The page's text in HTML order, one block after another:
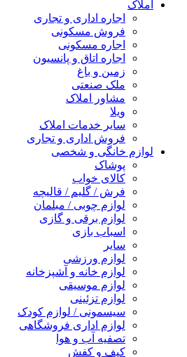
املاک
اجاره اداری و تجاری
فروش مسکونی
اجاره مسکونی
اجاره اتاق و پانسیون
زمین و باغ
ملک صنعتی
مشاور املاک
ویلا
سایر خدمات املاک
فروش اداری و تجاری
لوازم خانگی و شخصی
پوشاک
کالای خواب
فرش / گلیم / قالیچه
لوازم چوبی / مبلمان
لوازم برقی و گازی
اسباب بازی
سایر
لوازم ورزشی
لوازم خانه و آشپزخانه
لوازم موسیقی
لوازم تزئینی
سیسمونی / لوازم کودک
لوازم اداری فروشگاهی
تصفیه آب و هوا
کیف و کفش